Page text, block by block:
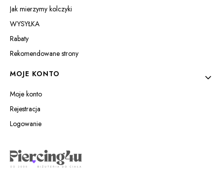
Jak mierzymy kolczyki
WYSYŁKA
Rabaty
Rekomendowane strony
MOJE KONTO
Moje konto
Rejestracja
Logowanie